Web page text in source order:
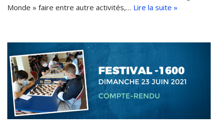
Monde » faire entre autre activités,… Lire la suite »